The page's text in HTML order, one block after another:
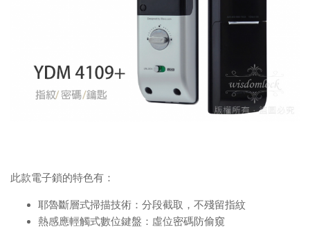
此款電子鎖的特色有：
耶魯斷層式掃描技術：分段截取，不殘留指紋
熱感應輕觸式數位鍵盤：虛位密碼防偷窺